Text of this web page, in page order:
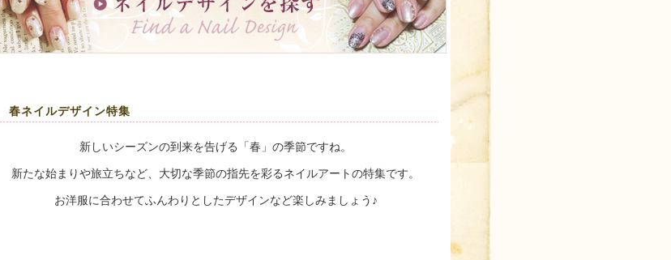
春ネイルデザイン特集
新しいシーズンの到来を告げる「春」の季節ですね。
新たな始まりや旅立ちなど、大切な季節の指先を彩るネイルアートの特集です。
お洋服に合わせてふんわりとしたデザインなど楽しみましょう♪